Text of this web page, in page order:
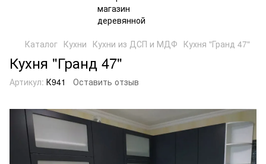
Каталог Кухни Кухни из ДСП и МДФ Кухня "Гранд 47"
Кухня "Гранд 47"
Артикул: К941 Оставить отзыв